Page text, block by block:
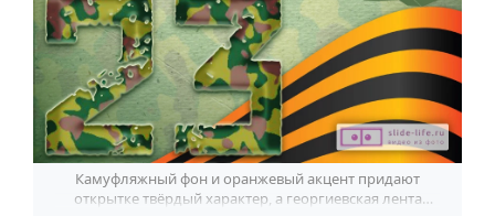
Камуфляжный фон и оранжевый акцент придают
открытке твёрдый характер, а георгиевская лента